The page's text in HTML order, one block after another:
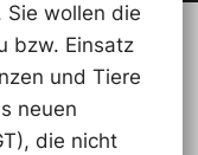
Sie wollen die
bzw. Einsatz
und Tiere
neuen
die nicht